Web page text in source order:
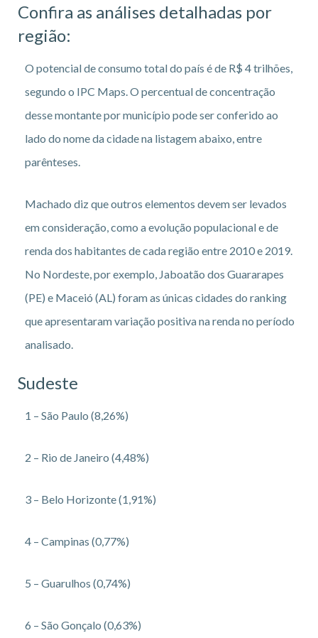
Confira as análises detalhadas por
região:
O potencial de consumo total do país é de R$ 4 trilhões,
segundo o IPC Maps. O percentual de concentração
desse montante por município pode ser conferido ao
lado do nome da cidade na listagem abaixo, entre
parênteses.
Machado diz que outros elementos devem ser levados
em consideração, como a evolução populacional e de
renda dos habitantes de cada região entre 2010 e 2019.
No Nordeste, por exemplo, Jaboatão dos Guararapes
(PE) e Maceió (AL) foram as únicas cidades do ranking
que apresentaram variação positiva na renda no período
analisado.
Sudeste
1 – São Paulo (8,26%)
2 – Rio de Janeiro (4,48%)
3 – Belo Horizonte (1,91%)
4 – Campinas (0,77%)
5 – Guarulhos (0,74%)
6 – São Gonçalo (0,63%)